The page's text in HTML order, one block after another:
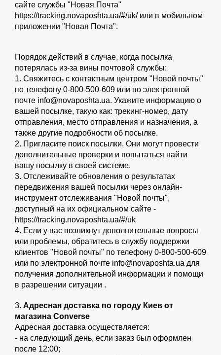
сайте службы "Новая Почта"
https://tracking.novaposhta.ua/#/uk/ или в мобильном
приложении "Новая Почта".
Порядок действий в случае, когда посылка
потерялась из-за вины почтовой службы:
1. Свяжитесь с контактным центром "Новой почты"
по телефону 0-800-500-609 или по электронной
почте info@novaposhta.ua. Укажите информацию о
вашей посылке, такую как: трекинг-номер, дату
отправления, место отправления и назначения, а
также другие подробности об посылке.
2. Пригласите поиск посылки. Они могут провести
дополнительные проверки и попытаться найти
вашу посылку в своей системе.
3. Отслеживайте обновления о результатах
передвижения вашей посылки через онлайн-
инструмент отслеживания "Новой почты",
доступный на их официальном сайте -
https://tracking.novaposhta.ua/#/uk
4. Если у вас возникнут дополнительные вопросы
или проблемы, обратитесь в службу поддержки
клиентов "Новой почты" по телефону 0-800-500-609
или по электронной почте info@novaposhta.ua для
получения дополнительной информации и помощи
в разрешении ситуации .
3. Адресная доставка по городу Киев от
магазина Converse
Адресная доставка осуществляется:
- на следующий день, если заказ был оформлен
после 12:00;